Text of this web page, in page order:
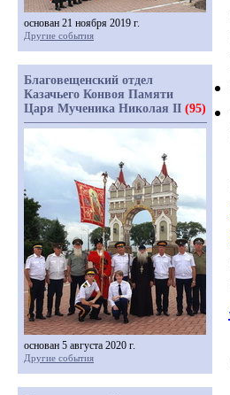
основан 21 ноября 2019 г.
Другие события
Благовещенский отдел
Казачьего Конвоя Памяти
Царя Мученика Николая II (95)
основан 5 августа 2020 г.
Другие события